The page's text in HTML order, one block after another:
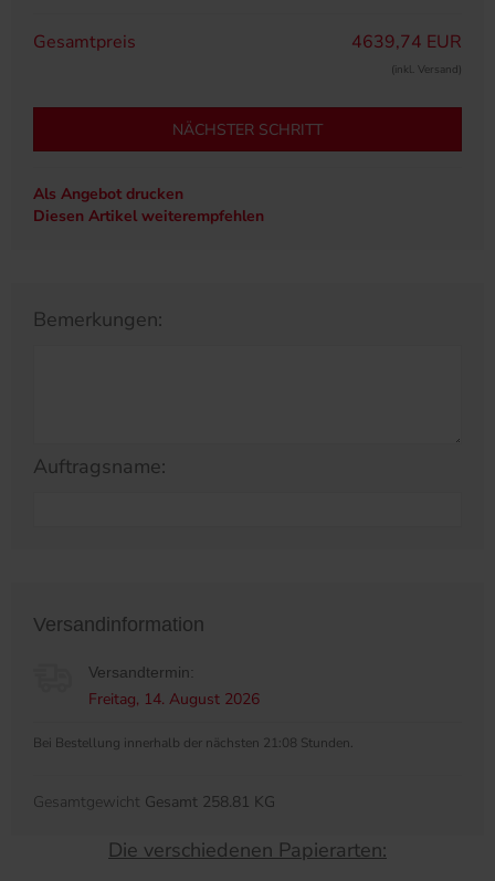
Gesamtpreis 4639,74 EUR
(inkl. Versand)
NÄCHSTER SCHRITT
Als Angebot drucken
Diesen Artikel weiterempfehlen
Bemerkungen:
Auftragsname:
Versandinformation
Versandtermin:
Freitag, 14. August 2026
Bei Bestellung innerhalb der nächsten 21:08 Stunden.
Gesamtgewicht Gesamt 258.81 KG
Die verschiedenen Papierarten: